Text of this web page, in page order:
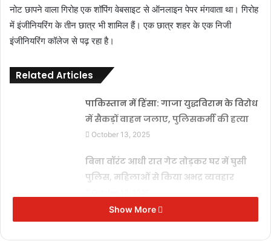
नोट छापने वाला गिरोह एक शॉपिंग वेबसाइट से ऑनलाइन पेपर मंगवाता था। गिरोह
में इंजीनियरिंग के तीन छात्र भी शामिल हैं। एक छात्र शहर के एक निजी
इंजीनियरिंग कॉलेज से पढ़ रहा है।
Related Articles
पाकिस्तान में हिंसा: गाजा युद्धविराम के विरोध
में सैकड़ों वाहन जलाए, पुलिसकर्मी की हत्या
October 13, 2025
बिना वॉरंट आधी रात गेट तोड़कर घर में घुसी
पुलिस, महिलाओं से किया अभद्र व्यवहार
चाय दुकान को लेकर विवाद, बेटे ने पिता को
Show More